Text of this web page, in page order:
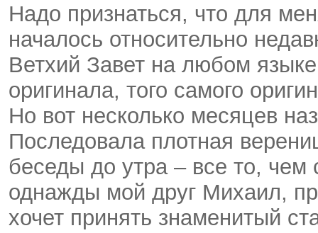
Надо признаться, что для
началось относительно
Ветхий Завет на любом
оригинала, того самого
Но вот несколько месяцев
Последовала плотная
беседы до утра – все то, чем
однажды мой друг Михаил,
хочет принять знаменитый